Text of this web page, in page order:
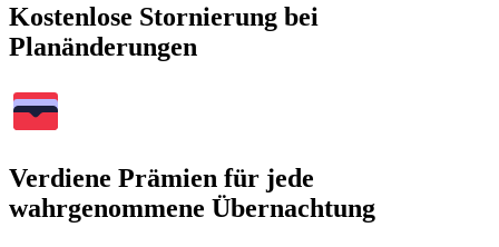
Kostenlose Stornierung bei
Planänderungen
Verdiene Prämien für jede
wahrgenommene Übernachtung